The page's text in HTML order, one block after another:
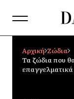
Αρχική Ζώδια
Τα ζώδια που
επαγγελματικά